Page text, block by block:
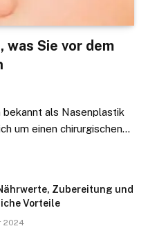
was Sie vor dem
bekannt als Nasenplastik
um einen chirurgischen…
Zubereitung und
Vorteile
2024